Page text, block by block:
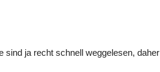
sind ja recht schnell weggelesen, daher